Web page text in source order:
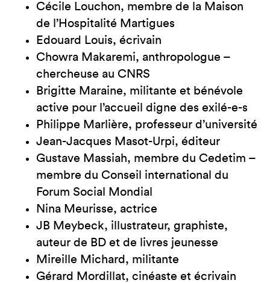
Cécile Louchon, membre de la Maison
de l’Hospitalité Martigues
Edouard Louis, écrivain
Chowra Makaremi, anthropologue –
chercheuse au CNRS
Brigitte Maraine, militante et bénévole
active pour l’accueil digne des exilé-e-s
Philippe Marlière, professeur d’université
Jean-Jacques Masot-Urpi, éditeur
Gustave Massiah, membre du Cedetim –
membre du Conseil international du
Forum Social Mondial
Nina Meurisse, actrice
JB Meybeck, illustrateur, graphiste,
auteur de BD et de livres jeunesse
Mireille Michard, militante
Gérard Mordillat, cinéaste et écrivain